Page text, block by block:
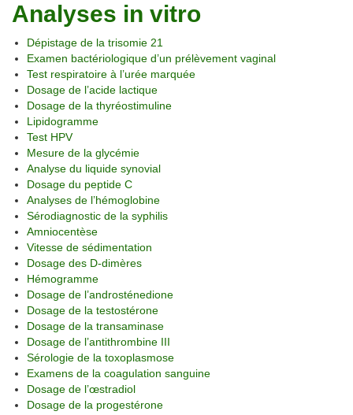
Analyses in vitro
Dépistage de la trisomie 21
Examen bactériologique d’un prélèvement vaginal
Test respiratoire à l’urée marquée
Dosage de l’acide lactique
Dosage de la thyréostimuline
Lipidogramme
Test HPV
Mesure de la glycémie
Analyse du liquide synovial
Dosage du peptide C
Analyses de l’hémoglobine
Sérodiagnostic de la syphilis
Amniocentèse
Vitesse de sédimentation
Dosage des D-dimères
Hémogramme
Dosage de l’androsténedione
Dosage de la testostérone
Dosage de la transaminase
Dosage de l’antithrombine III
Sérologie de la toxoplasmose
Examens de la coagulation sanguine
Dosage de l’œstradiol
Dosage de la progestérone